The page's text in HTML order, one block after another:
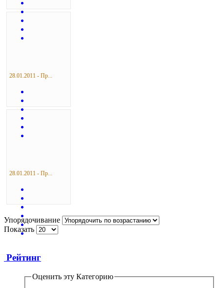
28.01.2011 - Пр...
28.01.2011 - Пр...
Упорядочивание
Показать
Рейтинг
Оценить эту Категорию